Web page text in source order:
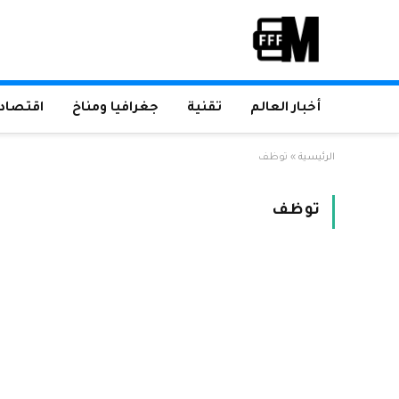
أخبار العالم تقنية جغرافيا ومناخ
الرئيسية » توظف
توظف